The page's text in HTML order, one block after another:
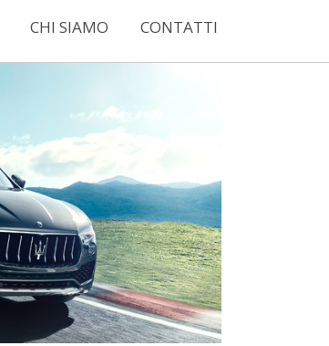
CHI SIAMO CONTATTI